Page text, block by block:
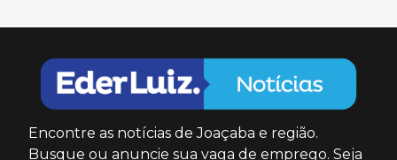
Encontre as notícias de Joaçaba e região.
Busque ou anuncie sua vaga de emprego. Seja